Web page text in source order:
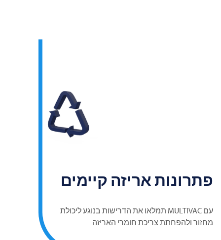
פתרונות אריזה קיימים
עם MULTIVAC תמלאו את הדרישות בנוגע ליכולת
מחזור ולהפחתת צריכת חומרי האריזה